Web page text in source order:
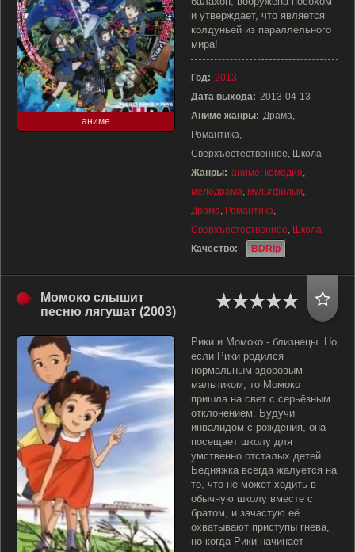
аниме
и утверждает, что является
колдуньей из параллельного
мира!
Год: 2013
Дата выхода: 2013-04-13
Аниме жанры: Драма,
Романтика,
Сверхъестественное, Школа
Жанры: аниме, комедия,
мелодрама, мультфильм,
Драма, Романтика,
Сверхъестественное, Школа
Качество:
BDRip
Момоко слышит
песню лягушат (2003)
Рики и Момоко - близнецы. Но
если Рики родился
нормальным здоровым
мальчиком, то Момоко
пришла на свет с серьёзным
отклонением. Будучи
инвалидом с рождения, она
посещает школу для
умственно отсталых детей.
Бедняжка всегда жалуется на
то, что не может ходить в
обычную школу вместе с
братом, и зачастую её
охватывают приступы гнева,
но когда Рики начинает